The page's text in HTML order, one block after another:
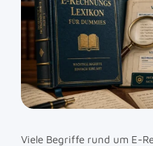
Viele Begriffe rund um E-